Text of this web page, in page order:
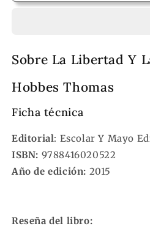
La
Necesidad
La
Necesidad
Sobre La Libertad Y
Hobbes Thomas
Ficha técnica
Editorial: Escolar Y Mayo
ISBN: 9788416020522
Año de edición: 2015
Reseña del libro: